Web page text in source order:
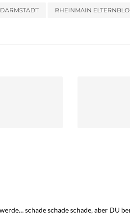
RHEINMAIN
schade schade schade, aber DU